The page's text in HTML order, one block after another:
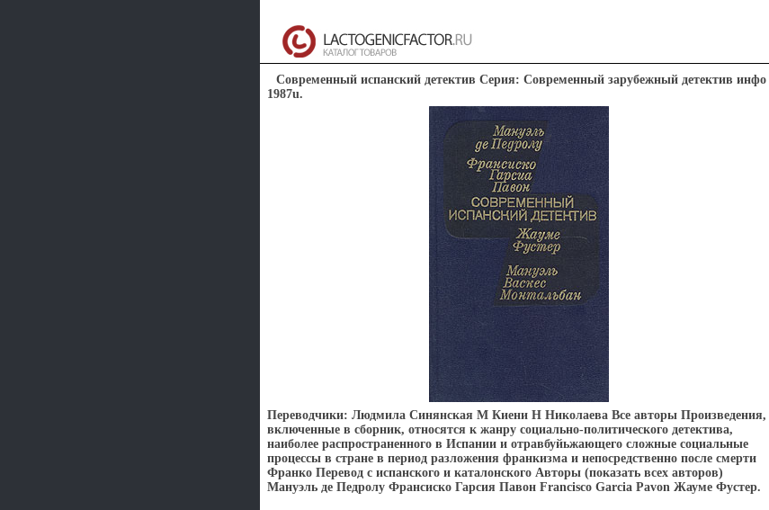
Современный испанский детектив Серия: Современный зарубежный детектив инфо
1987u.
Переводчики: Людмила Синянская М Киени Н Николаева Все авторы Произведения,
включенные в сборник, относятся к жанру социально-политического детектива,
наиболее распространенного в Испании и отравбуйьжающего сложные социальные
процессы в стране в период разложения франкизма и непосредственно после смерти
Франко Перевод с испанского и каталонского Авторы (показать всех авторов)
Мануэль де Педролу Франсиско Гарсия Павон Francisco Garcia Pavon Жауме Фустер.